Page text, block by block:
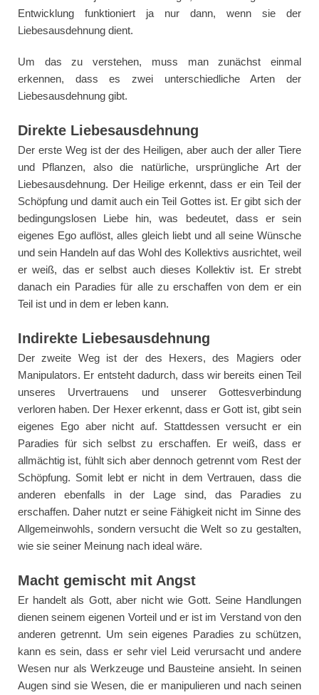
Entwicklung funktioniert ja nur dann, wenn sie der
Liebesausdehnung dient.
Um das zu verstehen, muss man zunächst einmal
erkennen, dass es zwei unterschiedliche Arten der
Liebesausdehnung gibt.
Direkte Liebesausdehnung
Der erste Weg ist der des Heiligen, aber auch der aller Tiere
und Pflanzen, also die natürliche, ursprüngliche Art der
Liebesausdehnung. Der Heilige erkennt, dass er ein Teil der
Schöpfung und damit auch ein Teil Gottes ist. Er gibt sich der
bedingungslosen Liebe hin, was bedeutet, dass er sein
eigenes Ego auflöst, alles gleich liebt und all seine Wünsche
und sein Handeln auf das Wohl des Kollektivs ausrichtet, weil
er weiß, das er selbst auch dieses Kollektiv ist. Er strebt
danach ein Paradies für alle zu erschaffen von dem er ein
Teil ist und in dem er leben kann.
Indirekte Liebesausdehnung
Der zweite Weg ist der des Hexers, des Magiers oder
Manipulators. Er entsteht dadurch, dass wir bereits einen Teil
unseres Urvertrauens und unserer Gottesverbindung
verloren haben. Der Hexer erkennt, dass er Gott ist, gibt sein
eigenes Ego aber nicht auf. Stattdessen versucht er ein
Paradies für sich selbst zu erschaffen. Er weiß, dass er
allmächtig ist, fühlt sich aber dennoch getrennt vom Rest der
Schöpfung. Somit lebt er nicht in dem Vertrauen, dass die
anderen ebenfalls in der Lage sind, das Paradies zu
erschaffen. Daher nutzt er seine Fähigkeit nicht im Sinne des
Allgemeinwohls, sondern versucht die Welt so zu gestalten,
wie sie seiner Meinung nach ideal wäre.
Macht gemischt mit Angst
Er handelt als Gott, aber nicht wie Gott. Seine Handlungen
dienen seinem eigenen Vorteil und er ist im Verstand von den
anderen getrennt. Um sein eigenes Paradies zu schützen,
kann es sein, dass er sehr viel Leid verursacht und andere
Wesen nur als Werkzeuge und Bausteine ansieht. In seinen
Augen sind sie Wesen, die er manipulieren und nach seinen